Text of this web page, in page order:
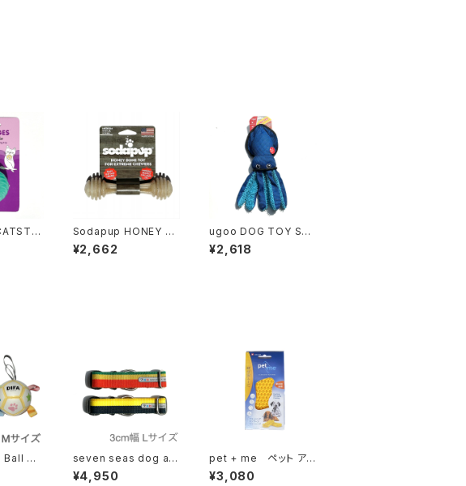
Stuff
キャ
Sodapup HONEY B
ONE TOY Mサイズ
ソダパップ ハニーボー
¥2,662
ugoo DOG TOY SQ
UID ユーゴー ドッグ
トーイ スクィッド
¥2,618
M
ファミ
seven seas dog acr
yl short Collar 3cm
幅 Lサイズ セブンシー
¥4,950
pet + me ペット アン
ド ミー 短毛種用ハード
¥3,080